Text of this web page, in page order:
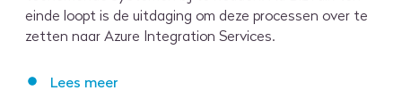
einde loopt is de uitdaging om deze processen over te
zetten naar Azure Integration Services.
Lees meer